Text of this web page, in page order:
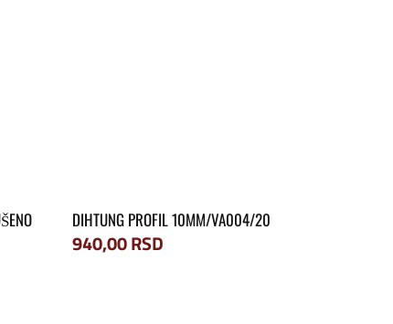
DIHTUNG PROFIL 10MM/VA004/20
940,00RSD